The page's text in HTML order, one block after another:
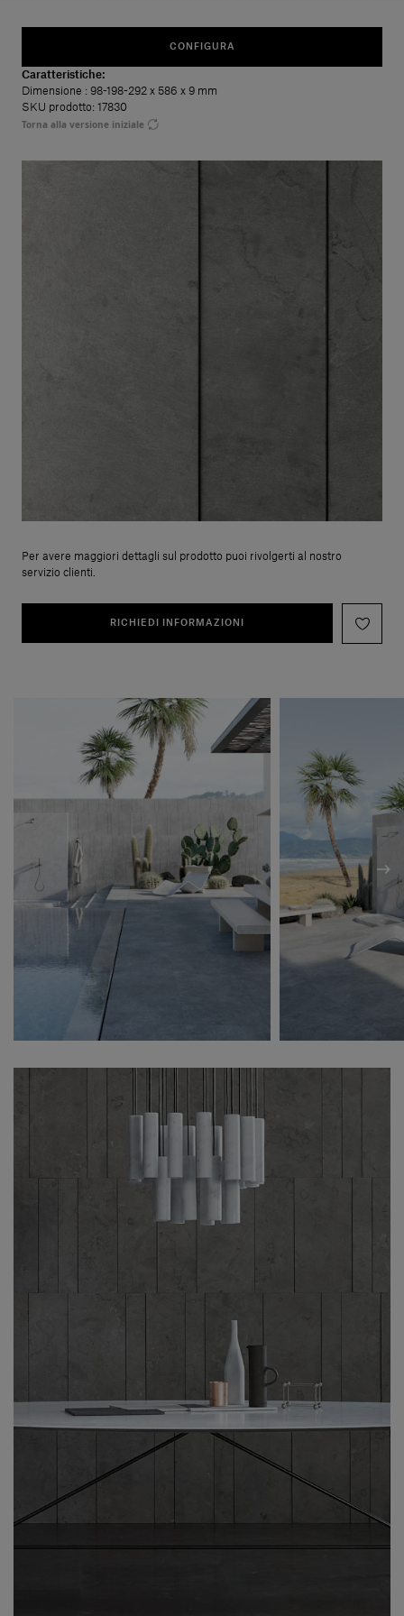
CONFIGURA
Caratteristiche:
Dimensione : 98-198-292 x 586 x 9 mm
SKU prodotto: 17830
Torna alla versione iniziale
Per avere maggiori dettagli sul prodotto puoi rivolgerti al nostro
servizio clienti.
RICHIEDI INFORMAZIONI